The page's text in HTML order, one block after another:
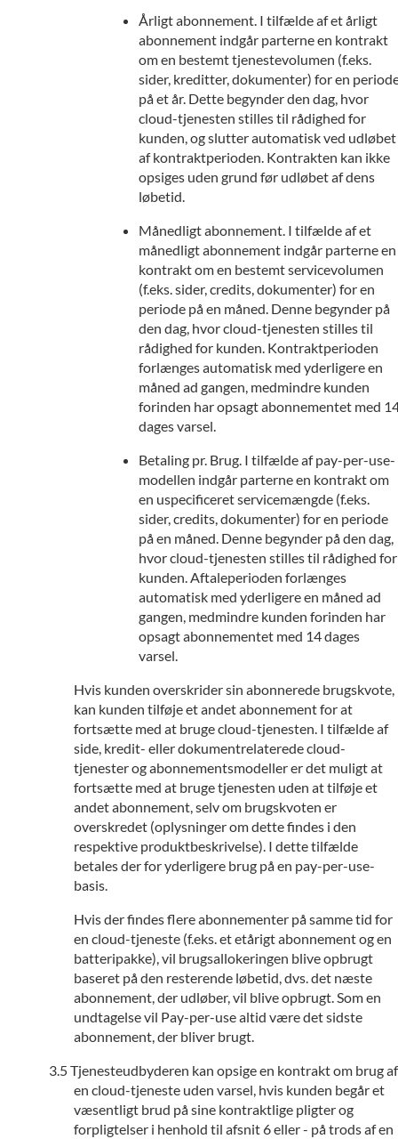
Årligt abonnement. I tilfælde af et årligt
abonnement indgår parterne en kontrakt
om en bestemt tjenestevolumen (f.eks.
sider, kreditter, dokumenter) for en
på et år. Dette begynder den dag, hvor
cloud-tjenesten stilles til rådighed for
kunden, og slutter automatisk ved udløbet
af kontraktperioden. Kontrakten kan ikke
opsiges uden grund før udløbet af dens
løbetid.
Månedligt abonnement. I tilfælde af et
månedligt abonnement indgår parterne en
kontrakt om en bestemt servicevolumen
(f.eks. sider, credits, dokumenter) for en
periode på en måned. Denne begynder på
den dag, hvor cloud-tjenesten stilles til
rådighed for kunden. Kontraktperioden
forlænges automatisk med yderligere en
måned ad gangen, medmindre kunden
forinden har opsagt abonnementet med
dages varsel.
Betaling pr. Brug. I tilfælde af pay-per-use-
modellen indgår parterne en kontrakt om
en uspecificeret servicemængde (f.eks.
sider, credits, dokumenter) for en periode
på en måned. Denne begynder på den dag,
hvor cloud-tjenesten stilles til rådighed for
kunden. Aftaleperioden forlænges
automatisk med yderligere en måned ad
gangen, medmindre kunden forinden har
opsagt abonnementet med 14 dages
varsel.
Hvis kunden overskrider sin abonnerede brugskvote,
kan kunden tilføje et andet abonnement for at
fortsætte med at bruge cloud-tjenesten. I tilfælde af
side, kredit- eller dokumentrelaterede cloud-
tjenester og abonnementsmodeller er det muligt at
fortsætte med at bruge tjenesten uden at tilføje et
andet abonnement, selv om brugskvoten er
overskredet (oplysninger om dette findes i den
respektive produktbeskrivelse). I dette tilfælde
betales der for yderligere brug på en pay-per-use-
basis.
Hvis der findes flere abonnementer på samme tid for
en cloud-tjeneste (f.eks. et etårigt abonnement og en
batteripakke), vil brugsallokeringen blive opbrugt
baseret på den resterende løbetid, dvs. det næste
abonnement, der udløber, vil blive opbrugt. Som en
undtagelse vil Pay-per-use altid være det sidste
abonnement, der bliver brugt.
Tjenesteudbyderen kan opsige en kontrakt om brug af
en cloud-tjeneste uden varsel, hvis kunden begår et
væsentligt brud på sine kontraktlige pligter og
forpligtelser i henhold til afsnit 6 eller - på trods af en